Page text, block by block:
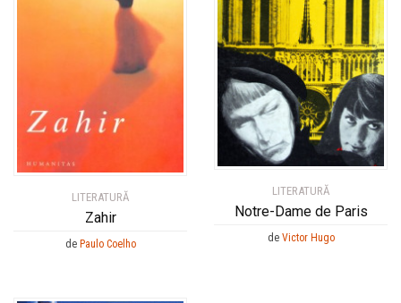
LITERATURĂ
Zahir
de Paulo Coelho
LITERATURĂ
Notre-Dame de Paris
de Victor Hugo